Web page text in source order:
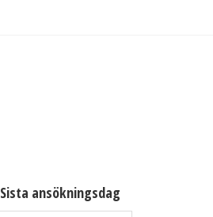
Sista ansökningsdag